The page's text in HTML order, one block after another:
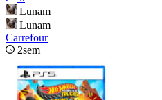
Lunam
Lunam
Carrefour
2sem